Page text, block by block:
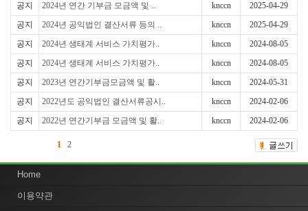
공지
2024년 연간 기부금 모금액 및 .. knccn
2025-04-29
공지
2024년 공익법인 결산서류 등의 .. knccn
2025-04-29
공지
2024년 생태계 서비스 가치평가.. knccn
2024-08-05
공지
2024년 생태계 서비스 가치평가.. knccn
2024-08-05
공지
2023년 연간기부금모금액 및 활.. knccn
2024-05-31
공지
2022년도 공익법인 결산서류공시.. knccn
2024-02-06
공지
2022년 연간기부금 모금액 및 활.. knccn 2024-02-06
1 2
Home
이용약관